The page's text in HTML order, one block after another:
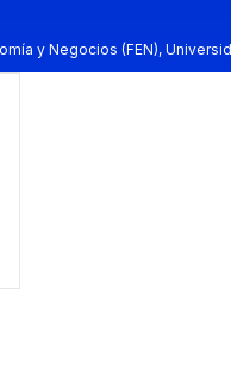
y Negocios (FEN),